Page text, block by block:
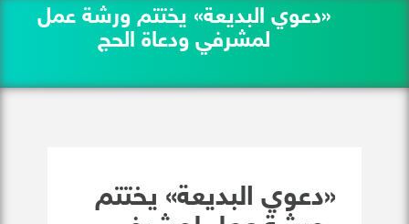
«دعوي البديعة» يختتم ورشة عمل
لمشرفي ودعاة الحج
«دعوي البديعة» يختتم